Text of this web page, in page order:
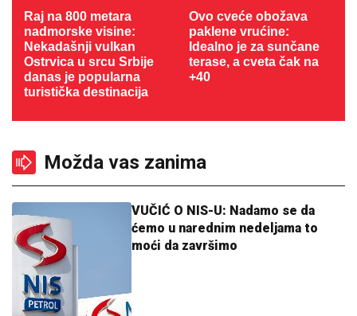
Raj na 800 metara
nadmorske visine:
Nekadašnji vulkan
Ostrvica u srcu Srbije
danas je popularna
turistička destinacija
Ovo cveće obožava
paklene vrućine:
Idealno je za sunčane
terase, a cveta čak na
+40
Možda vas zanima
VUČIĆ O NIS-U: Nadamo se da
ćemo u narednim nedeljama to
moći da završimo